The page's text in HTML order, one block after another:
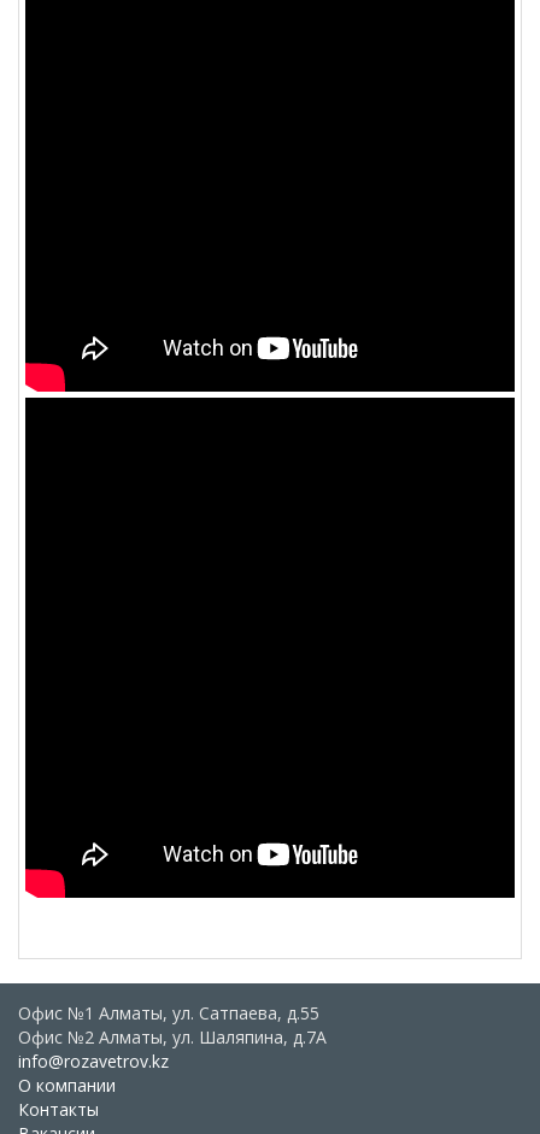
Офис №1 Алматы, ул. Сатпаева, д.55
Офис №2 Алматы, ул. Шаляпина, д.7А
info@rozavetrov.kz
О компании
Контакты